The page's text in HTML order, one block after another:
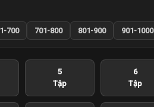
700 701-800 801-900 901-1000
5
Tập
6
Tập